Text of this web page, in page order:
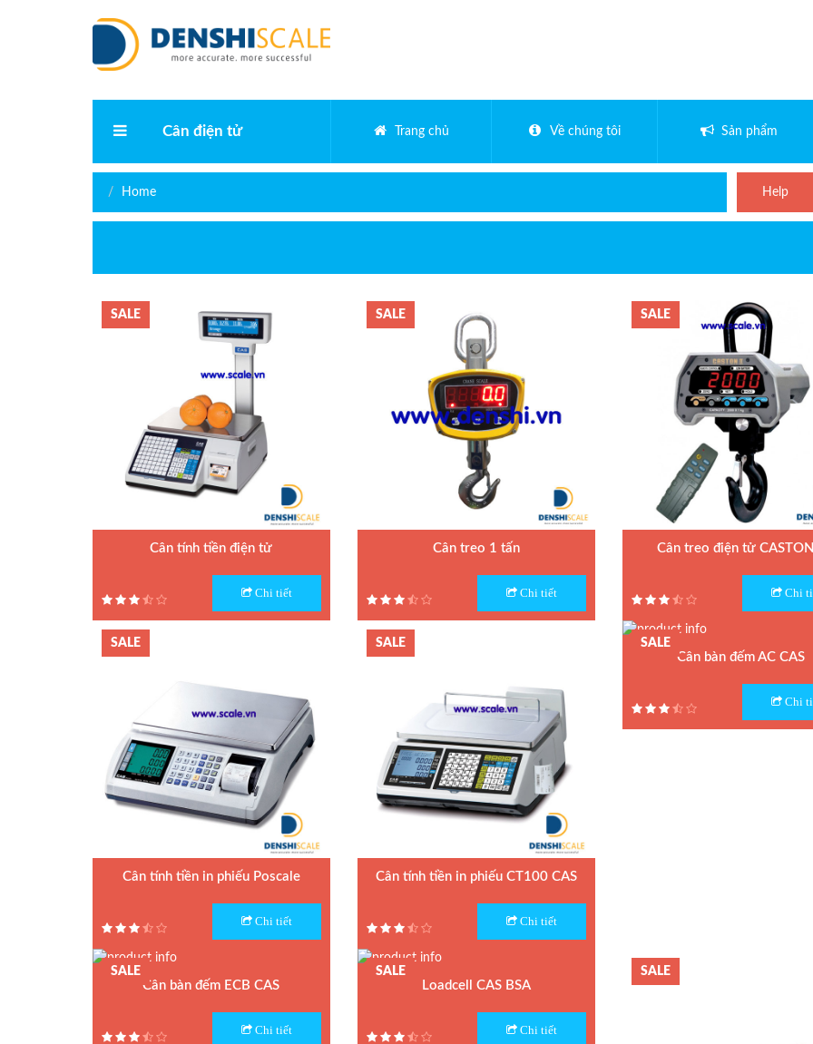
Cân điện tử
Cân kỹ thuật
Cân điện tử bỏ túi
Cân sàn điện tử
Cân thủy sản
Cân giá rẻ
Cân tính tiền
Cân phân tích độ ẩm
Đầu cân điện tử
Loadcell Zemic
Trang chủ Về chúng tôi Sản phẩm
Home Help
SALE
Cân tính tiền điện tử
Model : Cân tính tiền CL-5200
Hãng sản xuất : CAS
Bảo hành: 1 năm
Chi tiết
SALE
Cân treo 1 tấn
Hãng sản xuất : OCS
Bảo hành: 1 năm
Chi tiết
SALE
Cân treo điện tử CASTON
Model : Cân treo điện tử CASTON II
Hãng sản xuất : CAS
Bảo hành: 1 năm
Chi
SALE
Cân tính tiền in phiếu Poscale
Model : Cân tính tiền Poscale
Hãng sản xuất : CAS
Bảo hành: 1 năm
Chi tiết
SALE
Cân tính tiền in phiếu CT100 CAS
Model : Cân điện tử CT100 CAS
Hãng sản xuất : CAS
Bảo hành: 1.5 năm
Chi tiết
SALE
Cân bàn đếm AC CAS
Model : Cân điện tử đếm AC
Hãng sản xuất : CAS
Bảo hành: 1.5 năm
Chi
SALE
Cân bàn đếm ECB CAS
Model : Cân bàn điện tử đếm ECB
Hãng sản xuất : CAS
Chi tiết
SALE
Loadcell CAS BSA
Model : Loadcell BSA CASHãng sản xuất :
Chi tiết
SALE